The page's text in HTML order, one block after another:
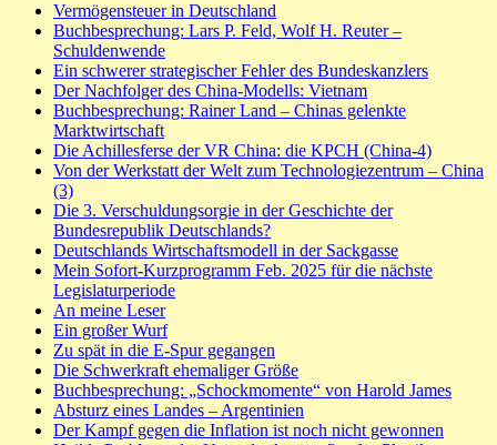
Vermögensteuer in Deutschland
Buchbesprechung: Lars P. Feld, Wolf H. Reuter –
Schuldenwende
Ein schwerer strategischer Fehler des Bundeskanzlers
Der Nachfolger des China-Modells: Vietnam
Buchbesprechung: Rainer Land – Chinas gelenkte
Marktwirtschaft
Die Achillesferse der VR China: die KPCH (China-4)
Von der Werkstatt der Welt zum Technologiezentrum – China
(3)
Die 3. Verschuldungsorgie in der Geschichte der
Bundesrepublik Deutschlands?
Deutschlands Wirtschaftsmodell in der Sackgasse
Mein Sofort-Kurzprogramm Feb. 2025 für die nächste
Legislaturperiode
An meine Leser
Ein großer Wurf
Zu spät in die E-Spur gegangen
Die Schwerkraft ehemaliger Größe
Buchbesprechung: „Schockmomente“ von Harold James
Absturz eines Landes – Argentinien
Der Kampf gegen die Inflation ist noch nicht gewonnen